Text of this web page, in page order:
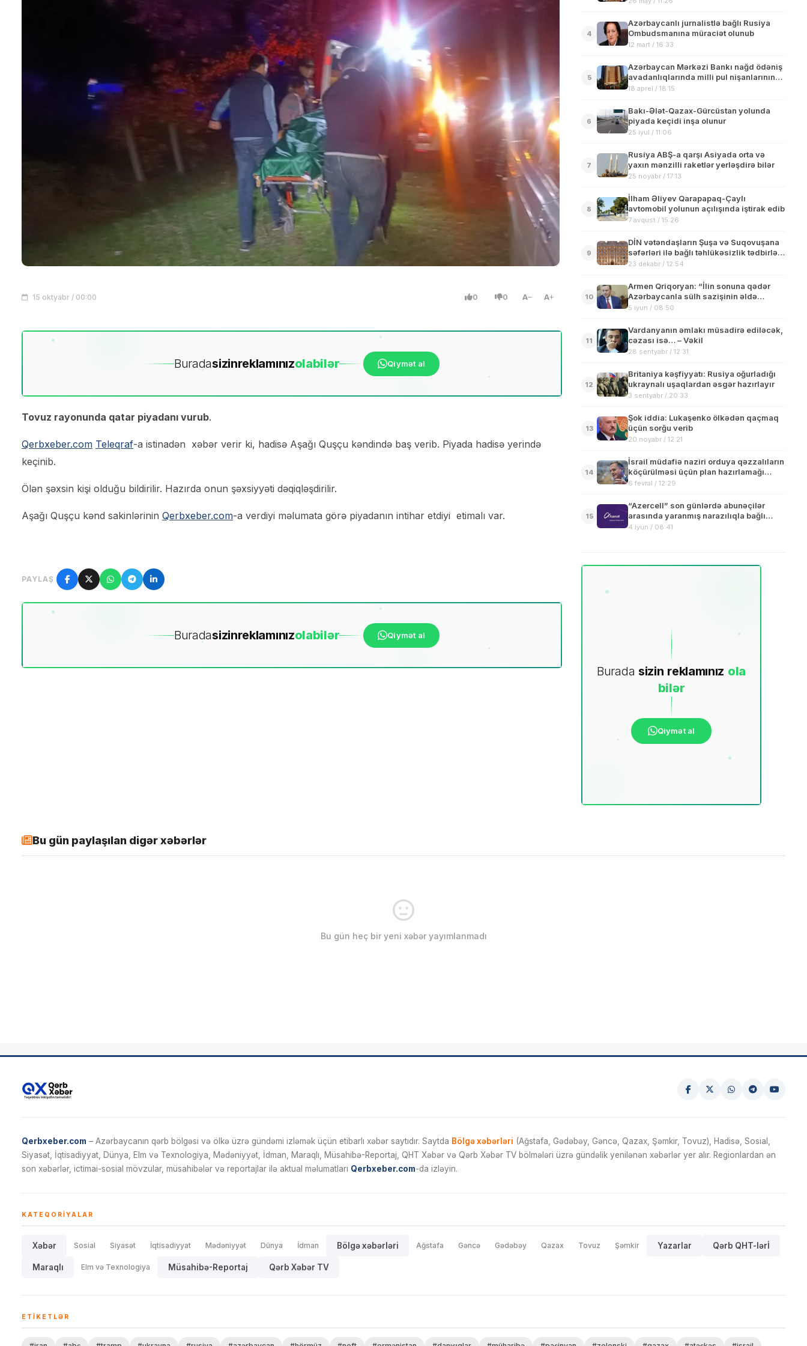
15 oktyabr / 00:00 0 0 A A
Buradasizinreklamınızolabilər Qiymət al
Tovuz rayonunda qatar piyadanı vurub.
Qerbxeber.com Teleqraf-a istinadən xəbər verir ki, hadisə Aşağı Quşçu kəndində baş verib. Piyada hadisə yerində
keçinib.
Ölən şəxsin kişi olduğu bildirilir. Hazırda onun şəxsiyyəti dəqiqləşdirilir.
Aşağı Quşçu kənd sakinlərinin Qerbxeber.com-a verdiyi məlumata görə piyadanın intihar etdiyi etimalı var.
PAYLAŞ
Buradasizinreklamınızolabilər Qiymət al
4
Azərbaycanlı jurnalistlə bağlı Rusiya
Ombudsmanına müraciət olunub
12 mart / 16:33
5
Azərbaycan Mərkəzi Bankı nağd ödəniş
avadanlıqlarında milli pul nişanlarının
qəbuluna dair açıqlama yayıb
18 aprel / 18:15
6
Bakı-Ələt-Qazax-Gürcüstan yolunda
piyada keçidi inşa olunur
25 iyul / 11:06
7
Rusiya ABŞ-a qarşı Asiyada orta və
yaxın mənzilli raketlər yerləşdirə bilər
25 noyabr / 17:13
8
İlham Əliyev Qarapapaq-Çaylı
avtomobil yolunun açılışında iştirak edib
7 avqust / 15:26
9
DİN vətəndaşların Şuşa və Suqovuşana
səfərləri ilə bağlı təhlükəsizlik tədbirləri
həyata keçirir
23 dekabr / 12:54
10
Armen Qriqoryan: “İlin sonuna qədər
Azərbaycanla sülh sazişinin əldə
olunması şansı var”
5 iyun / 08:50
11
Vardanyanın əmlakı müsadirə ediləcək,
cəzası isə… – Vəkil
28 sentyabr / 12:31
12
Britaniya kəşfiyyatı: Rusiya oğurladığı
ukraynalı uşaqlardan əsgər hazırlayır
3 sentyabr / 20:33
13
Şok iddia: Lukaşenko ölkədən qaçmaq
üçün sorğu verib
20 noyabr / 12:21
14
İsrail müdafiə naziri orduya qəzzalıların
köçürülməsi üçün plan hazırlamağı
tapşırıb
6 fevral / 12:29
15
“Azercell” son günlərdə abunəçilər
arasında yaranmış narazılıqla bağlı
məsələyə aydınlıq gətirib
4 iyun / 08:41
Burada sizin reklamınız ola
bilər
Qiymət al
Bu gün paylaşılan digər xəbərlər
Bu gün heç bir yeni xəbər yayımlanmadı
Qerbxeber.com – Azərbaycanın qərb bölgəsi və ölkə üzrə gündəmi izləmək üçün etibarlı xəbər saytıdır. Saytda Bölgə xəbərləri (Ağstafa, Gədəbəy, Gəncə, Qazax, Şəmkir, Tovuz), Hadisə, Sosial,
Siyasət, İqtisadiyyat, Dünya, Elm və Texnologiya, Mədəniyyət, İdman, Maraqlı, Müsahibə-Reportaj, QHT Xəbər və Qərb Xəbər TV bölmələri üzrə gündəlik yenilənən xəbərlər yer alır. Regionlardan ən
son xəbərlər, ictimai-sosial mövzular, müsahibələr və reportajlar ilə aktual məlumatları Qerbxeber.com-da izləyin.
KATEQORIYALAR
Xəbər Sosial Siyasət İqtisadiyyat Mədəniyyət Dünya İdman Bölgə xəbərləri Ağstafa Gəncə Gədəbəy Qazax Tovuz Şəmkir Yazarlar Qərb QHT-lərİ
Maraqlı Elm və Texnologiya Müsahibə-Reportaj Qərb Xəbər TV
ETIKETLƏR